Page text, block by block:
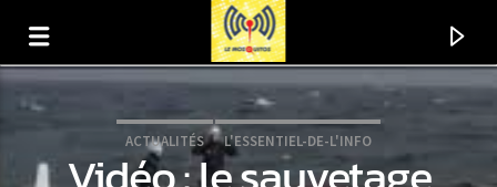
ACTUALITÉS L'ESSENTIEL-DE-L'INFO